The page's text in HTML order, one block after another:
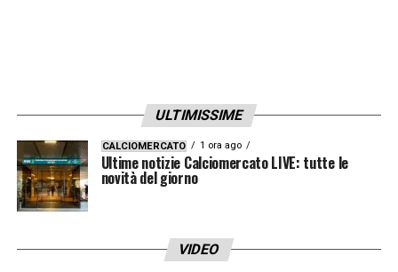
tanto».
LA PLAYLIST DELLE NOSTRE TOP NEWS
ULTIMISSIME
CALCIOMERCATO 1 ora ago
Ultime notizie Calciomercato LIVE: tutte le
novità del giorno
VIDEO